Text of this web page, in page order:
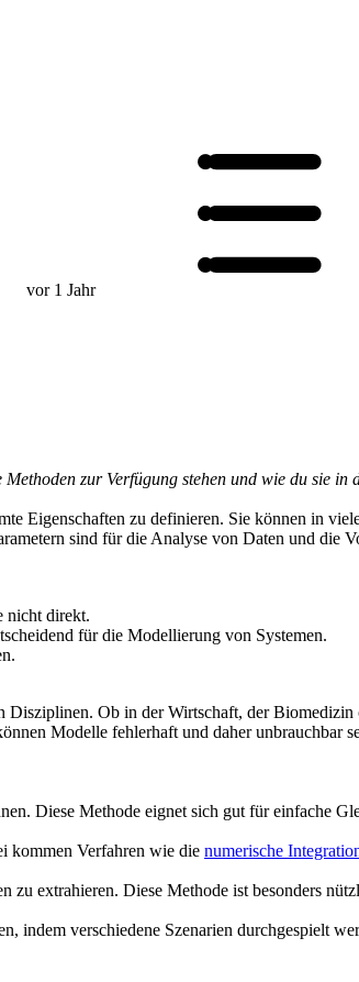
vor 1 Jahr
zur Verfügung stehen und wie du sie in
Eigenschaften zu definieren. Sie können in
sind für die Analyse von Daten und die
nicht direkt.
für die Modellierung von Systemen.
Ob in der Wirtschaft, der Biomedizin
Modelle fehlerhaft und daher unbrauchbar
Diese Methode eignet sich gut für einfache
kommen Verfahren wie die numerische
zu extrahieren. Diese Methode ist besonders
indem verschiedene Szenarien durchgespielt